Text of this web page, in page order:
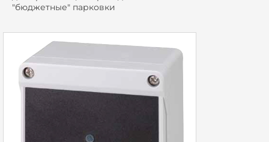
"бюджетные" парковки